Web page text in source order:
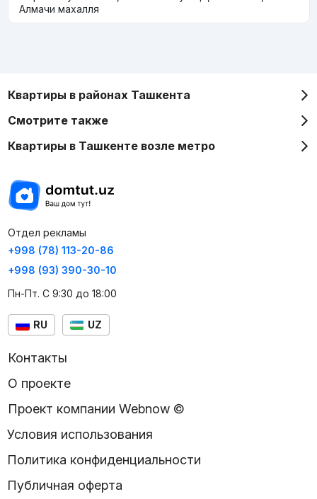
Алмачи махалля
Квартиры в районах Ташкента
Смотрите также
Квартиры в Ташкенте возле метро
Отдел рекламы
+998 (78) 113-20-86
+998 (93) 390-30-10
Пн-Пт. С 9:30 до 18:00
RU UZ
Контакты
О проекте
Проект компании Webnow ©
Условия использования
Политика конфиденциальности
Публичная оферта